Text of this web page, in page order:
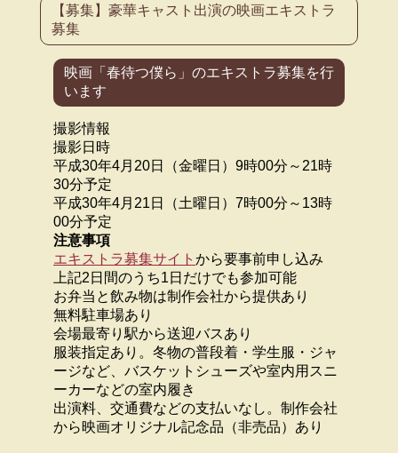
【募集】豪華キャスト出演の映画エキストラ
募集
映画「春待つ僕ら」のエキストラ募集を行
います
撮影情報
撮影日時
平成30年4月20日（金曜日）9時00分～21時
30分予定
平成30年4月21日（土曜日）7時00分～13時
00分予定
注意事項
エキストラ募集サイト から要事前申し込み
上記2日間のうち1日だけでも参加可能
お弁当と飲み物は制作会社から提供あり
無料駐車場あり
会場最寄り駅から送迎バスあり
服装指定あり。冬物の普段着・学生服・ジャ
ージなど、バスケットシューズや室内用スニ
ーカーなどの室内履き
出演料、交通費などの支払いなし。制作会社
から映画オリジナル記念品（非売品）あり